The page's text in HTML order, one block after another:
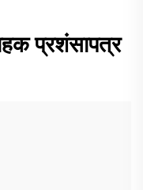
प्रशंसापत्र